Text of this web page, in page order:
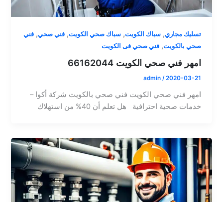
تسليك مجاري,سباك الكويت,سباك صحي الكويت,فني صحي,فني
صحي بالكويت,فني صحي فى الكويت
امهر فني صحي الكويت 66162044
admin /2020-03-21
امهر فني صحي الكويت فني صحي بالكويت شركة أكوا –
خدمات صحية احترافية هل تعلم أن 40% من استهلاك